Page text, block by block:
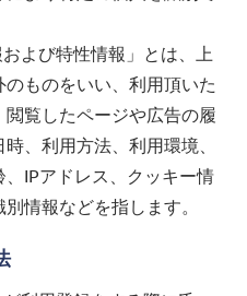
よび特性情報」とは、上
ものをいい、利用頂いた
覧したページや広告の履
、利用方法、利用環境、
IPアドレス、クッキー情
情報などを指します。